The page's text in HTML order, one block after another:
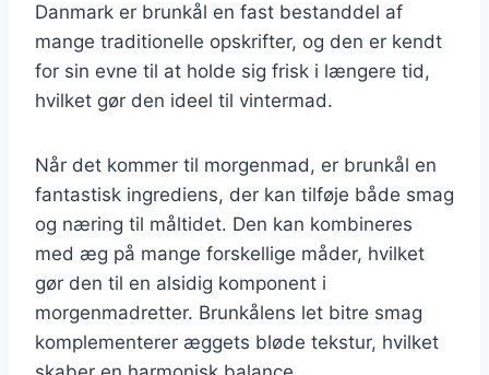
Danmark er brunkål en fast bestanddel af
mange traditionelle opskrifter, og den er kendt
for sin evne til at holde sig frisk i længere tid,
hvilket gør den ideel til vintermad.
Når det kommer til morgenmad, er brunkål en
fantastisk ingrediens, der kan tilføje både smag
og næring til måltidet. Den kan kombineres
med æg på mange forskellige måder, hvilket
gør den til en alsidig komponent i
morgenmadretter. Brunkålens let bitre smag
komplementerer æggets bløde tekstur, hvilket